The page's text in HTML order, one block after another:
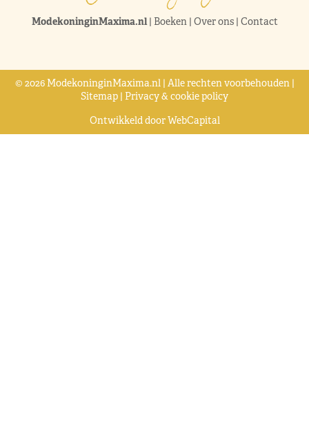
ModekoninginMaxima.nl| Boeken| Over ons| Contact
© 2026 ModekoninginMaxima.nl | Alle rechten voorbehouden |
Sitemap | Privacy & cookie policy
Ontwikkeld doorWebCapital